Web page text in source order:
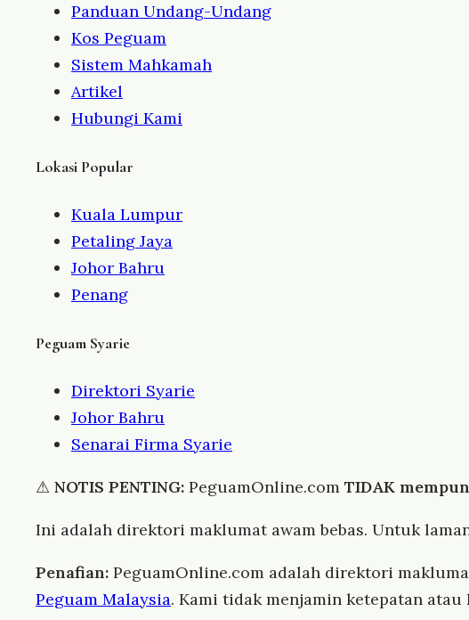
Panduan Undang-Undang
Kos Peguam
Sistem Mahkamah
Artikel
Hubungi Kami
Lokasi Popular
Kuala Lumpur
Petaling Jaya
Johor Bahru
Penang
Peguam Syarie
Direktori Syarie
Johor Bahru
Senarai Firma Syarie
⚠ NOTIS PENTING: PeguamOnline.com TIDAK
Ini adalah direktori maklumat awam bebas. Untuk
Penafian: PeguamOnline.com adalah direktori
Peguam Malaysia. Kami tidak menjamin ketepatan